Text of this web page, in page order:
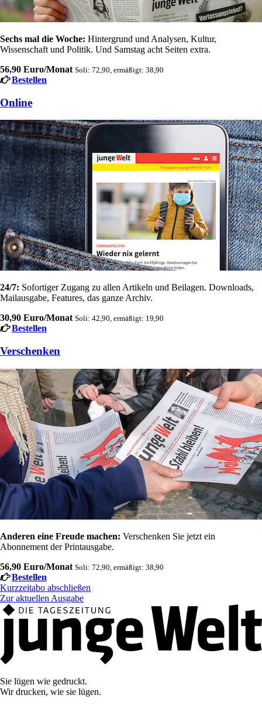
Sechs mal die Woche: Hintergrund und Analysen, Kultur,
Wissenschaft und Politik. Und Samstag acht Seiten extra.
56,90 Euro/Monat Soli: 72,90, ermäßigt: 38,90
Bestellen
Online
24/7: Sofortiger Zugang zu allen Artikeln und Beilagen. Downloads,
Mailausgabe, Features, das ganze Archiv.
30,90 Euro/Monat Soli: 42,90, ermäßigt: 19,90
Bestellen
Verschenken
Anderen eine Freude machen: Verschenken Sie jetzt ein
Abonnement der Printausgabe.
56,90 Euro/Monat Soli: 72,90, ermäßigt: 38,90
Bestellen
Kurzzeitabo abschließen
Zur aktuellen Ausgabe
Sie lügen wie gedruckt.
Wir drucken, wie sie lügen.